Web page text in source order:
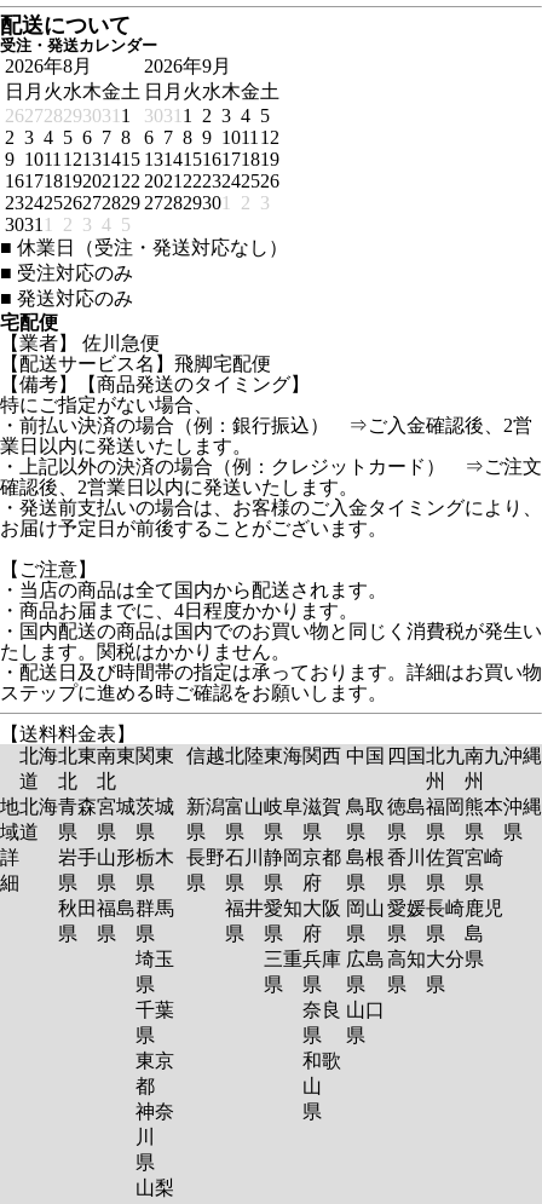
配送について
受注・発送カレンダー
2026年8月
日 月 火水木金土
262728293031 1
2 3 4 5 6 7 8
9 1011 12131415
161718192021 22
23242526272829
3031 1 2 3 4 5
2026年9月
日 月 火水木金土
3031 1 2 3 4 5
6 7 8 9 1011 12
13141516171819
2021 2223242526
272829301 2 3
■ 休業日（受注・発送対応なし）
■ 受注対応のみ
■ 発送対応のみ
宅配便
【業者】 佐川急便
【配送サービス名】飛脚宅配便
【備考】【商品発送のタイミング】
特にご指定がない場合、
・前払い決済の場合（例：銀行振込） ⇒ご入金確認後、2営
業日以内に発送いたします。
・上記以外の決済の場合（例：クレジットカード） ⇒ご注文
確認後、2営業日以内に発送いたします。
・発送前支払いの場合は、お客様のご入金タイミングにより、
お届け予定日が前後することがございます。
【ご注意】
・当店の商品は全て国内から配送されます。
・商品お届までに、4日程度かかります。
・国内配送の商品は国内でのお買い物と同じく消費税が発生い
たします。関税はかかりません。
・配送日及び時間帯の指定は承っております。詳細はお買い物
ステップに進める時ご確認をお願いします。
【送料料金表】
北海
道
北東
北
南東
北
関東 信越北陸東海関西 中国 四国北九
州
南九
州
沖縄
地
域
詳
細
北海
道
青森
県
岩手
県
秋田
県
宮城
県
山形
県
福島
県
茨城
県
栃木
県
群馬
県
埼玉
県
千葉
県
東京
都
神奈
川
県
山梨
新潟
県
長野
県
富山
県
石川
県
福井
県
岐阜
県
静岡
県
愛知
県
三重
県
滋賀
県
京都
府
大阪
府
兵庫
県
奈良
県
和歌
山
県
鳥取
県
島根
県
岡山
県
広島
県
山口
県
徳島
県
香川
県
愛媛
県
高知
県
福岡
県
佐賀
県
長崎
県
大分
県
熊本
県
宮崎
県
鹿児
島
県
沖縄
県